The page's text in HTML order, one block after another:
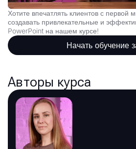
Хотите впечатлять клиентов с первой
создавать привлекательные и
PowerPoint на нашем курсе!
Начать обучение
Авторы курса